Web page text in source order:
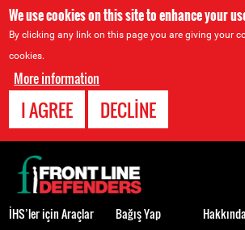
We use cookies on this site to enhance your
By clicking any link on this page you are giving your
cookies.
More information
I AGREE DECLINE
Back
to
top
İHS’ler için Araçlar Bağış Yap Hakkında